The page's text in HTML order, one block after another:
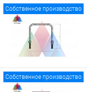
Собственное производство
Собственное производство